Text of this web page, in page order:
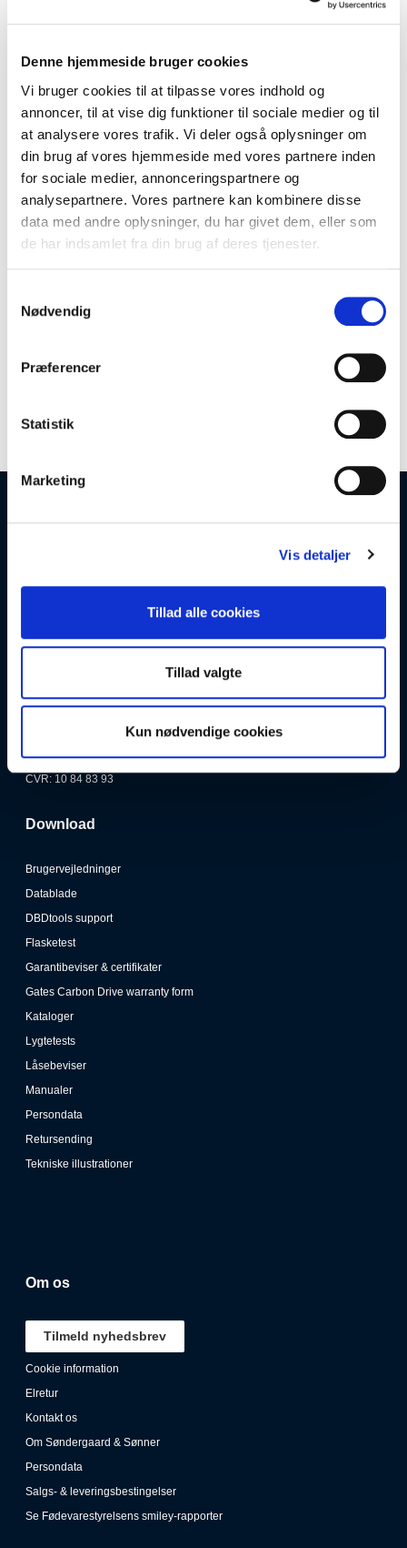
Denne hjemmeside bruger cookies
Vi bruger cookies til at tilpasse vores indhold og
annoncer, til at vise dig funktioner til sociale medier og til
at analysere vores trafik. Vi deler også oplysninger om
din brug af vores hjemmeside med vores partnere inden
for sociale medier, annonceringspartnere og
analysepartnere. Vores partnere kan kombinere disse
data med andre oplysninger, du har givet dem, eller som
de har indsamlet fra din brug af deres tjenester.
Nødvendig
Præferencer
Statistik
Marketing
Vis detaljer
Tillad alle cookies
Tillad valgte
Kun nødvendige cookies
Pedaler & klamper
Slanger
Styr, frempinde m.m.
Pro Core Schwalbe 29 sæt dæk,slanger,docblue,easyfit
Søndergaard & Sønner a/s
Fabrikvej 3, 8260 Viby J
info@soendergaardogsoenner.dk
CVR: 10 84 83 93
Download
Brugervejledninger
Datablade
DBDtools support
Flasketest
Garantibeviser & certifikater
Gates Carbon Drive warranty form
Kataloger
Lygtetests
Låsebeviser
Manualer
Persondata
Retursending
Tekniske illustrationer
Om os
Tilmeld nyhedsbrev
Cookie information
Elretur
Kontakt os
Om Søndergaard & Sønner
Persondata
Salgs- & leveringsbestingelser
Se Fødevarestyrelsens smiley-rapporter